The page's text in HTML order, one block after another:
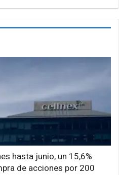
hasta junio, un 15,6%
de acciones por 200